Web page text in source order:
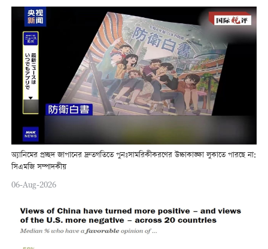
অ্যানিমের প্রচ্ছদ জাপানের দ্রুতগতিতে পুনঃসামরিকীকরণের উচ্চাকাঙ্ক্ষা লুকাতে পারছে না:
সিএমজি সম্পাদকীয়
06-Aug-2026